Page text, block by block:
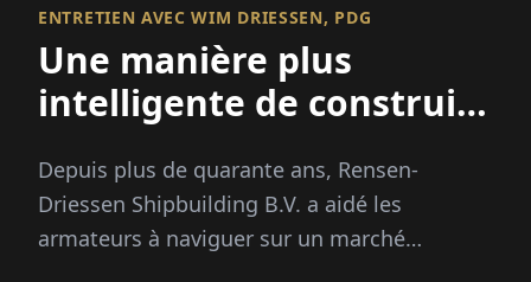
ENTRETIEN AVEC WIM DRIESSEN, PDG
Une manière plus
intelligente de construire
Depuis plus de quarante ans, Rensen-
Driessen Shipbuilding B.V. a aidé les
armateurs à naviguer sur un marché